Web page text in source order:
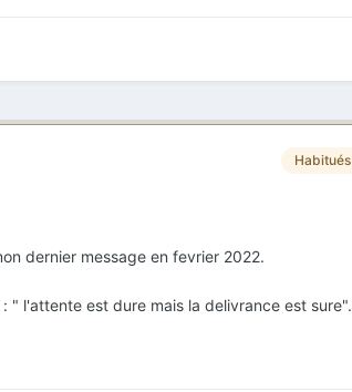
Habitués
dernier message en fevrier 2022.
" l'attente est dure mais la delivrance est sure".